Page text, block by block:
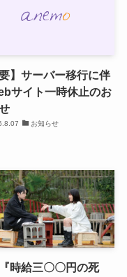
要】サーバー移行に伴
サイト一時休止のお
お知らせ
時給三〇〇円の死